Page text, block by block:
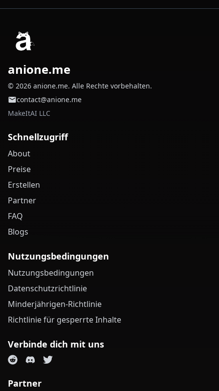
anione.me
© 2026 anione.me. Alle Rechte vorbehalten.
contact@anione.me
MakeItAI LLC
Schnellzugriff
About
Preise
Erstellen
Partner
FAQ
Blogs
Nutzungsbedingungen
Nutzungsbedingungen
Datenschutzrichtlinie
Minderjährigen-Richtlinie
Richtlinie für gesperrte Inhalte
Verbinde dich mit uns
Partner